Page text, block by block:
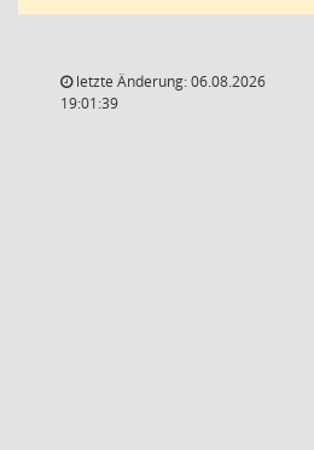
letzte Änderung: 06.08.2026
19:01:39